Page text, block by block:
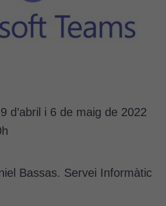
d’abril i 6 de maig de 2022
Bassas. Servei Informàtic